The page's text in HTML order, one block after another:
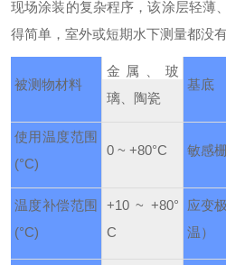
现场涂装的复杂程序，该涂层轻薄
得简单，室外或短期水下测量都没有
被测物材料
金属、玻
璃、陶瓷
基底
使用温度范围
(°C)
0 ~ +80°C 敏感
温度补偿范围
(°C)
+10 ~ +80°
C
应变
温）